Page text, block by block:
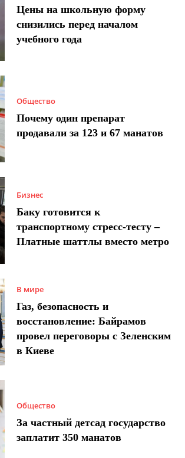
Цены на школьную форму
снизились перед началом
учебного года
Общество
Почему один препарат
продавали за 123 и 67 манатов
Бизнес
Баку готовится к
транспортному стресс-тесту –
Платные шаттлы вместо метро
В мире
Газ, безопасность и
восстановление: Байрамов
провел переговоры с Зеленским
в Киеве
Общество
За частный детсад государство
заплатит 350 манатов